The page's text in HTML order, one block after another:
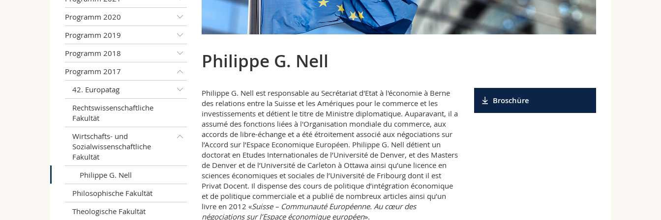
Programm 2020
Programm 2019
Programm 2018
Programm 2017
42. Europatag
Rechtswissenschaftliche
Fakultät
Wirtschafts- und
Sozialwissenschaftliche
Fakultät
Philippe G. Nell
Philosophische Fakultät
Theologische Fakultät
Philippe G. Nell
Philippe G. Nell est responsable au Secrétariat d'Etat à l'économie à Berne
des relations entre la Suisse et les Amériques pour le commerce et les
investissements et détient le titre de Ministre diplomatique. Auparavant, il a
assumé des fonctions liées à l'Organisation mondiale du commerce, aux
accords de libre-échange et a été étroitement associé aux négociations sur
l’Accord sur l’Espace Economique Européen. Philippe G. Nell détient un
doctorat en Etudes Internationales de l’Université de Denver, et des Masters
de Denver et de l’Université de Carleton à Ottawa ainsi qu’une licence en
sciences économiques et sociales de l’Université de Fribourg dont il est
Privat Docent. Il dispense des cours de politique d’intégration économique
et de politique commerciale et a publié de nombreux articles ainsi qu’un
livre en 2012 «Suisse – Communauté Européenne. Au cœur des
négociations sur l’Espace économique européen».
Broschüre